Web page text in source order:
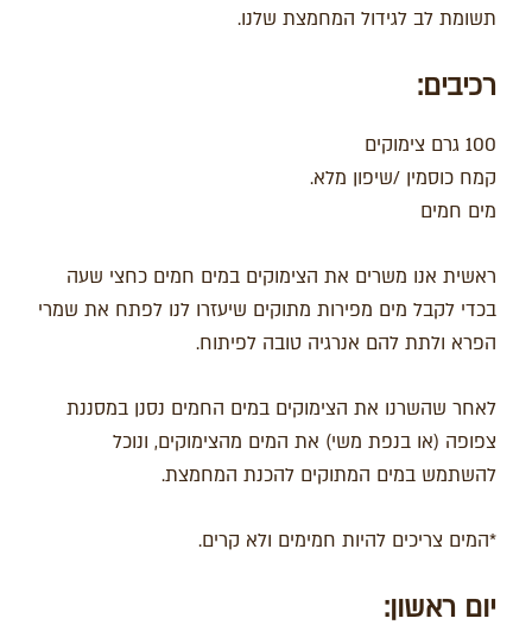
תשומת לב לגידול המחמצת שלנו.
רכיבים:
100 גרם צימוקים
קמח כוסמין /שיפון מלא.
מים חמים
ראשית אנו משרים את הצימוקים במים חמים כחצי שעה
בכדי לקבל מים מפירות מתוקים שיעזרו לנו לפתח את שמרי
הפרא ולתת להם אנרגיה טובה לפיתוח.
לאחר שהשרנו את הצימוקים במים החמים נסנן במסננת
צפופה (או בנפת משי) את המים מהצימוקים, ונוכל
להשתמש במים המתוקים להכנת המחמצת.
*המים צריכים להיות חמימים ולא קרים.
יום ראשון: